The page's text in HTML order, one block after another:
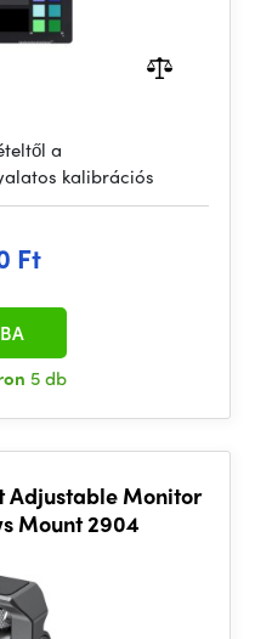
a
kalibrációs
Ft
5 db
Adjustable Monitor
Mount 2904